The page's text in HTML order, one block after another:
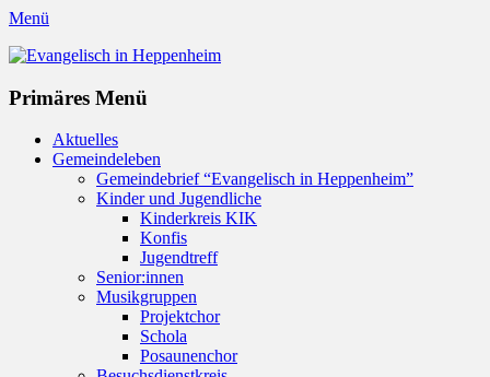
Menü
Evangelisch in Heppenheim
Primäres Menü
Zum
Inhalt
Aktuelles
Gemeindeleben
Gemeindebrief “Evangelisch in Heppenheim”
Kinder und Jugendliche
Kinderkreis KIK
Konfis
Jugendtreff
Senior:innen
Musikgruppen
Projektchor
Schola
Posaunenchor